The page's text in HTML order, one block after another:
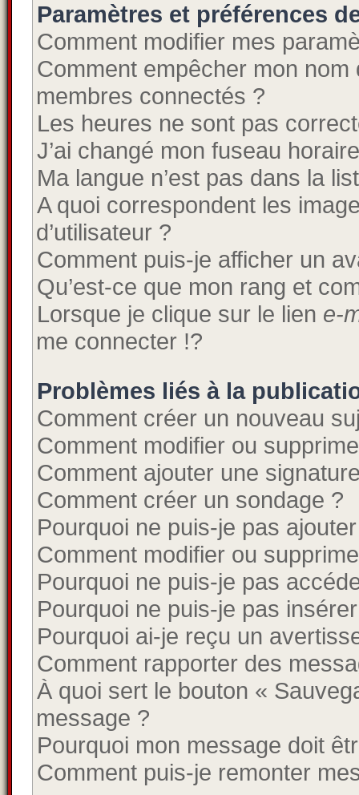
Paramètres et préférences
Comment modifier mes
Comment empêcher mon nom
membres connectés ?
Les heures ne sont pas
J’ai changé mon fuseau
Ma langue n’est pas dans la
A quoi correspondent les
d’utilisateur ?
Comment puis-je afficher un
Qu’est-ce que mon rang et
Lorsque je clique sur le lien e-
me connecter !?
Problèmes liés à la
Comment créer un nouveau
Comment modifier ou
Comment ajouter une
Comment créer un sondage ?
Pourquoi ne puis-je pas
Comment modifier ou
Pourquoi ne puis-je pas
Pourquoi ne puis-je pas
Pourquoi ai-je reçu un
Comment rapporter des
À quoi sert le bouton «
message ?
Pourquoi mon message doit
Comment puis-je remonter